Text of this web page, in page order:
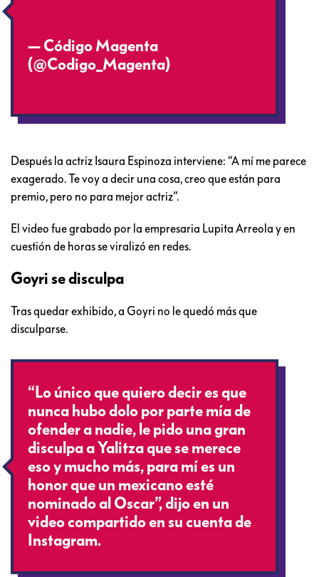
— Código Magenta
(@Codigo_Magenta)
Después la actriz Isaura Espinoza interviene: “A mí me parece
exagerado. Te voy a decir una cosa, creo que están para
premio, pero no para mejor actriz”.
El video fue grabado por la empresaria Lupita Arreola y en
cuestión de horas se viralizó en redes.
Goyri se disculpa
Tras quedar exhibido, a Goyri no le quedó más que
disculparse.
“Lo único que quiero decir es que
nunca hubo dolo por parte mía de
ofender a nadie, le pido una gran
disculpa a Yalitza que se merece
eso y mucho más, para mí es un
honor que un mexicano esté
nominado al Oscar”, dijo en un
video compartido en su cuenta de
Instagram.